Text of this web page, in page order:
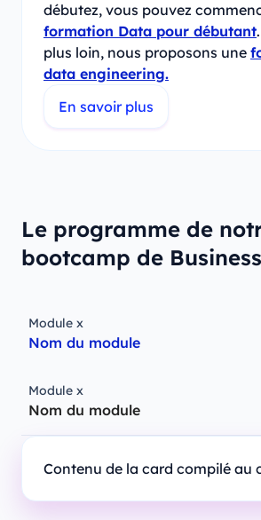
débutez, vous pouvez
formation Data pour débutant
plus loin, nous proposons une
data engineering.
En savoir plus
Le programme de
bootcamp de
Module x
Nom du module
Module x
Nom du module
Contenu de la card compilé au